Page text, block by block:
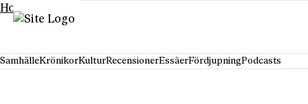
Hoppa till innehåll
SamhälleKrönikorKulturRecensionerEssäerFördjupningPodcasts